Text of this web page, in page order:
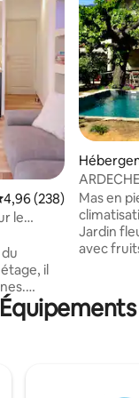
moyenne
4,96 (238)
le
il
séduira
; où
Clim&Wifi
Mas en pierre de charme,
Jardin
avec
dans la
Coin